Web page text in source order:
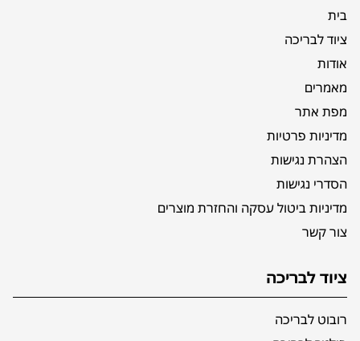
בית
ציוד לבריכה
אודות
מאמרים
מפת אתר
מדיניות פרטיות
הצהרת נגישות
הסדרי נגישות
מדיניות ביטול עסקה והחזרת מוצרים
צור קשר
ציוד לבריכה
רובוט לבריכה